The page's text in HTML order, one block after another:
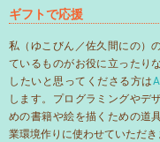
ギフトで応援
私（ゆこびん／佐久間にの）
ているものがお役に立ったり
したいと思ってくださる方は
します。プログラミングやデ
めの書籍や絵を描くための道
業環境作りに使わせていただき